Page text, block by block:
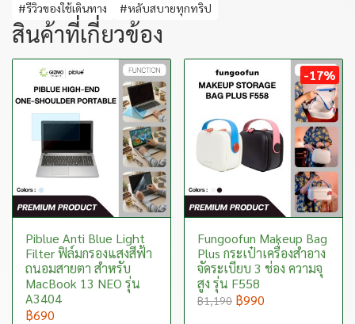
#รีวิวของใช้เดินทาง
#หลับสบายทุกทริป
สินค้าที่เกี่ยวข้อง
Piblue Anti Blue Light
Filter ฟิล์มกรองแสงสีฟ้า
ถนอมสายตา สำหรับ
MacBook 13 NEO รุ่น
A3404
฿690
-17%
Fungoofun Makeup Bag
Plus กระเป๋าเครื่องสำอาง
จัดระเบียบ 3 ช่อง ความจุ
สูง รุ่น F558
฿1,190 ฿990